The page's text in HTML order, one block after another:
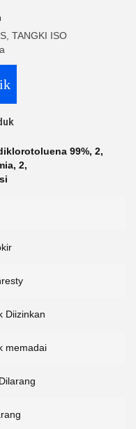
TANGKI ISO
99%, 2,
, 2,
Diizinkan
memadai